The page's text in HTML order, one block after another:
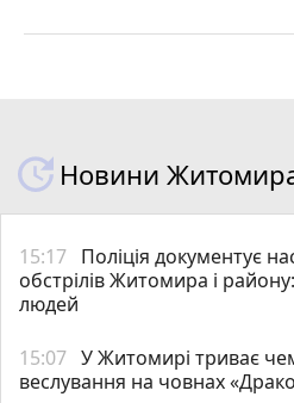
Новини Житомира
15:17 Поліція документує
обстрілів Житомира і
людей
15:07 У Житомирі триває
веслування на човнах